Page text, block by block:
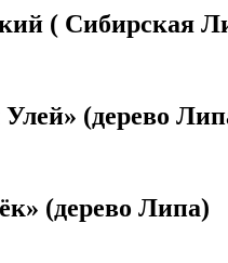
( Сибирская
(дерево
(дерево Липа)